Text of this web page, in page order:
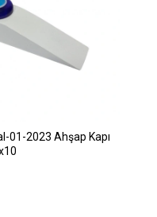
01-2023 Ahşap Kapı